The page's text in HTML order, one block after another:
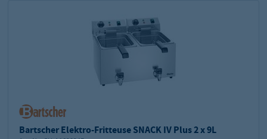
Bartscher Elektro-Fritteuse SNACK IV Plus 2 x 9L